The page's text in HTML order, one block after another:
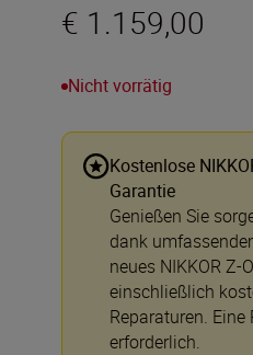
€ 1.159,00
Nicht vorrätig
Kostenlose
Garantie
Genießen Sie
dank
neues NIKKOR Z-
einschließlich
Reparaturen.
erforderlich.